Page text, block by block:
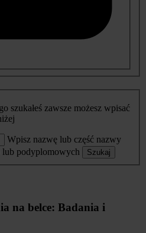
szukałeś zawsze możesz wpisać
Wpisz nazwę lub część nazwy
podyplomowych
Szukaj
na belce: Badania i